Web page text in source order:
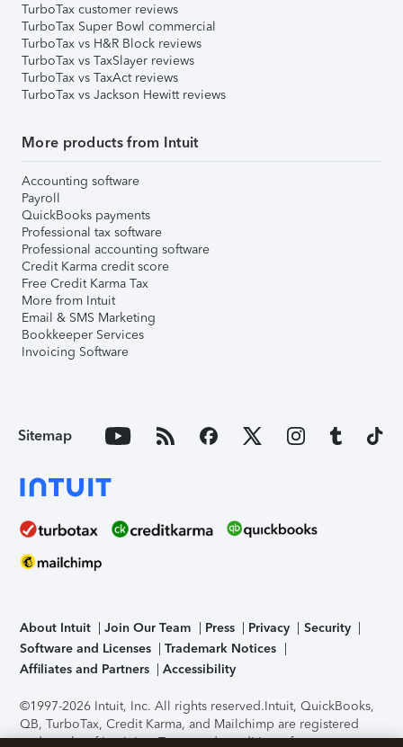
TurboTax customer reviews
TurboTax Super Bowl commercial
TurboTax vs H&R Block reviews
TurboTax vs TaxSlayer reviews
TurboTax vs TaxAct reviews
TurboTax vs Jackson Hewitt reviews
More products from Intuit
Accounting software
Payroll
QuickBooks payments
Professional tax software
Professional accounting software
Credit Karma credit score
Free Credit Karma Tax
More from Intuit
Email & SMS Marketing
Bookkeeper Services
Invoicing Software
Sitemap
About Intuit Join Our Team Press Privacy
Security
Software and Licenses
Trademark Notices
Affiliates and Partners
Accessibility
©1997-2026 Intuit, Inc. All rights reserved.Intuit, QuickBooks,
QB, TurboTax, Credit Karma, and Mailchimp are registered
trademarks of Intuit Inc. Terms and conditions, features,